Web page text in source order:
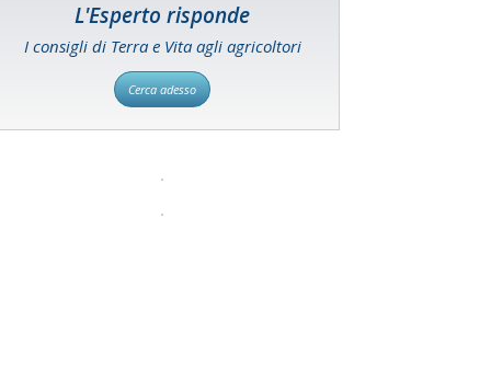
L'Esperto risponde
I consigli di Terra e Vita agli agricoltori
Cerca adesso